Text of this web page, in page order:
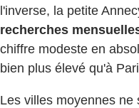
l'inverse, la petite
recherches
chiffre modeste en
bien plus élevé qu'à
Les villes moyennes ne